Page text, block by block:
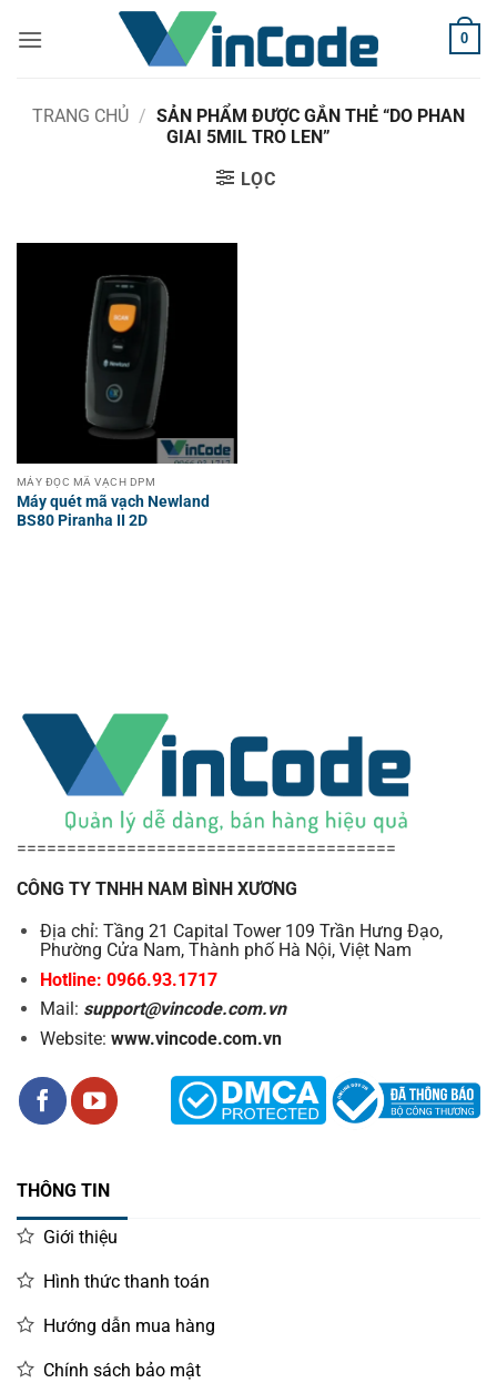
qua
0
TRANG CHỦ / SẢN PHẨM ĐƯỢC GẮN THẺ “DO PHAN
GIAI 5MIL TRO LEN”
LỌC
MÁY ĐỌC MÃ VẠCH DPM
Máy quét mã vạch Newland
BS80 Piranha II 2D
======================================
CÔNG TY TNHH NAM BÌNH XƯƠNG
Địa chỉ: Tầng 21 Capital Tower 109 Trần Hưng Đạo,
Phường Cửa Nam, Thành phố Hà Nội, Việt Nam
Hotline: 0966.93.1717
Mail: support@vincode.com.vn
Website: www.vincode.com.vn
THÔNG TIN
Giới thiệu
Hình thức thanh toán
Hướng dẫn mua hàng
Chính sách bảo mật